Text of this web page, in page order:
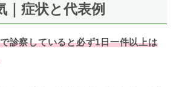
｜症状と代表例
診察していると必ず1日一件以上は